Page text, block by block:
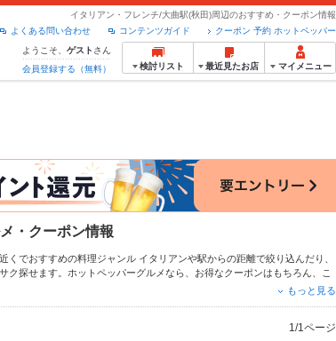
イタリアン・フレンチ/大曲駅(秋田)周辺のおすすめ・クーポン情報
クーポン 予約 ホットペッパー
コンテンツガイド
よくある問い合わせ
ようこそ、 ゲスト さん
会員登録する（無料）
検討リスト 最近見たお店 マイメニュー
・クーポン情報
くでおすすめの料理ジャンル イタリアンや駅からの距離で絞り込んだり、
探せます。ホットペッパーグルメなら、お得なクーポンはもちろん、こ
ているので安心！24時間使える簡単便利なネット予約が使えるお店も拡大
もっと見る
1/1ページ